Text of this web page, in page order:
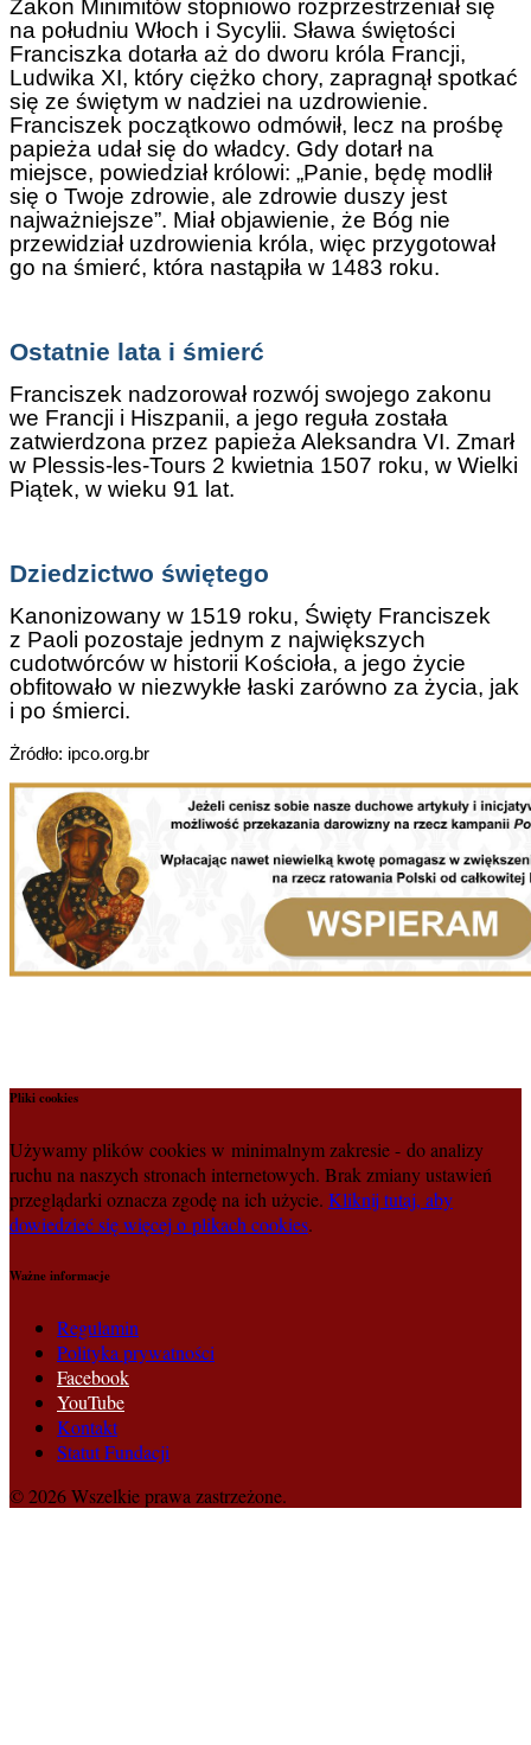
Zakon Minimitów stopniowo rozprzestrzeniał się
na południu Włoch i Sycylii. Sława świętości
Franciszka dotarła aż do dworu króla Francji,
Ludwika XI, który ciężko chory, zapragnął spotkać
się ze świętym w nadziei na uzdrowienie.
Franciszek początkowo odmówił, lecz na prośbę
papieża udał się do władcy. Gdy dotarł na
miejsce, powiedział królowi: „Panie, będę modlił
się o Twoje zdrowie, ale zdrowie duszy jest
najważniejsze”. Miał objawienie, że Bóg nie
przewidział uzdrowienia króla, więc przygotował
go na śmierć, która nastąpiła w 1483 roku.
Ostatnie lata i śmierć
Franciszek nadzorował rozwój swojego zakonu
we Francji i Hiszpanii, a jego reguła została
zatwierdzona przez papieża Aleksandra VI. Zmarł
w Plessis-les-Tours 2 kwietnia 1507 roku, w Wielki
Piątek, w wieku 91 lat.
Dziedzictwo świętego
Kanonizowany w 1519 roku, Święty Franciszek
z Paoli pozostaje jednym z największych
cudotwórców w historii Kościoła, a jego życie
obfitowało w niezwykłe łaski zarówno za życia, jak
i po śmierci.
Żródło: ipco.org.br
Pliki cookies
Używamy plików cookies w minimalnym zakresie - do analizy
ruchu na naszych stronach internetowych. Brak zmiany ustawień
przeglądarki oznacza zgodę na ich użycie. Kliknij tutaj, aby
dowiedzieć się więcej o plikach cookies.
Ważne informacje
Regulamin
Polityka prywatności
Facebook
YouTube
Kontakt
Statut Fundacji
© 2026 Wszelkie prawa zastrzeżone.